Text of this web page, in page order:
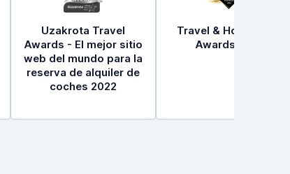
Uzakrota Travel
Awards - El mejor sitio
web del mundo para la
reserva de alquiler de
coches 2022
Travel & Hospitality
Awards 2021